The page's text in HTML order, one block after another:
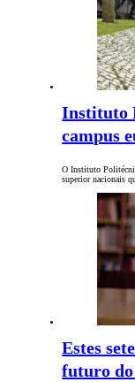
Instituto
campus
O Instituto
superior nacionais
Estes
futuro